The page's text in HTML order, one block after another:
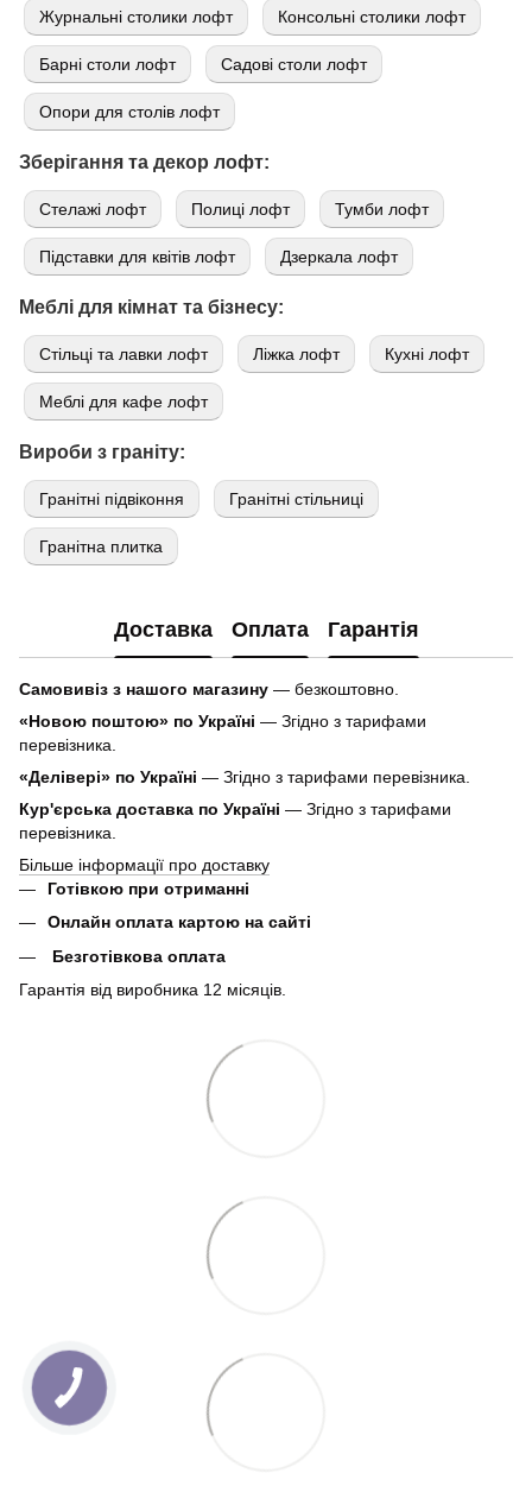
Журнальні столики лофт Консольні столики лофт
Барні столи лофт Садові столи лофт
Опори для столів лофт
Зберігання та декор лофт:
Стелажі лофт Полиці лофт Тумби лофт
Підставки для квітів лофт Дзеркала лофт
Меблі для кімнат та бізнесу:
Стільці та лавки лофт Ліжка лофт Кухні лофт
Меблі для кафе лофт
Вироби з граніту:
Гранітні підвіконня Гранітні стільниці
Гранітна плитка
Доставка Оплата Гарантія
Самовивіз з нашого магазину — безкоштовно.
«Новою поштою» по Україні — Згідно з тарифами
перевізника.
«Делівері» по Україні — Згідно з тарифами перевізника.
Кур'єрська доставка по Україні — Згідно з тарифами
перевізника.
Більше інформації про доставку
Готівкою при отриманні
Онлайн оплата картою на сайті
Безготівкова оплата
Гарантія від виробника 12 місяців.